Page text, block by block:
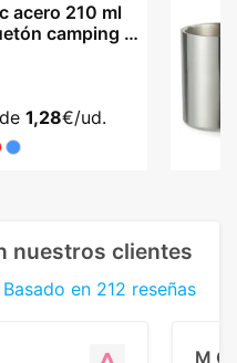
acero 210 ml
camping y
1,28€/ud.
nuestros clientes
Basado en 212 reseñas
M C